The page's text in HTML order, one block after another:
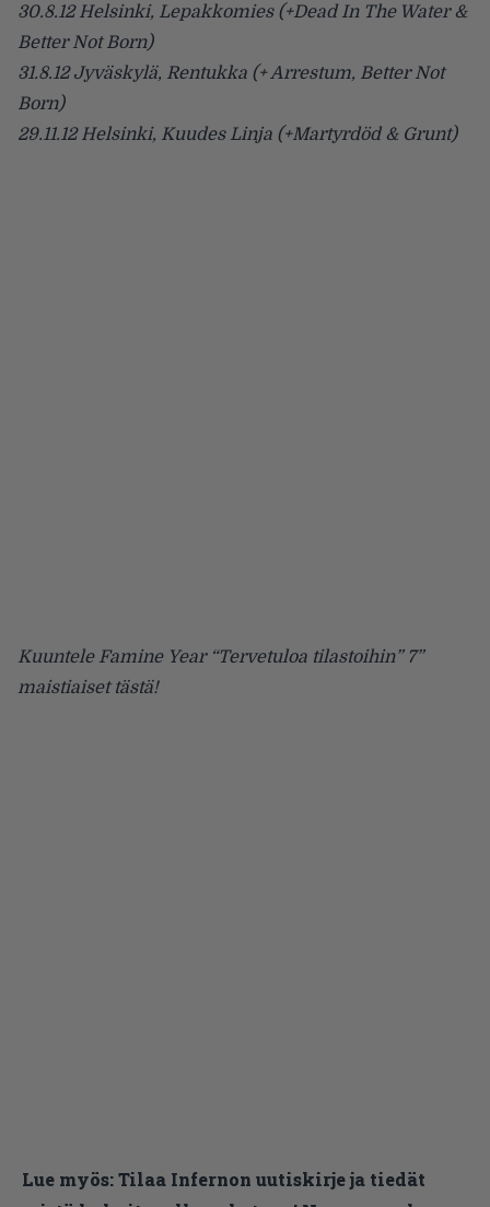
30.8.12 Helsinki, Lepakkomies (+Dead In The Water &
Better Not Born)
31.8.12 Jyväskylä, Rentukka (+ Arrestum, Better Not
Born)
29.11.12 Helsinki, Kuudes Linja (+Martyrdöd & Grunt)
Kuuntele Famine Year “Tervetuloa tilastoihin” 7”
maistiaiset tästä!
Lue myös:Tilaa Infernon uutiskirje ja tiedät